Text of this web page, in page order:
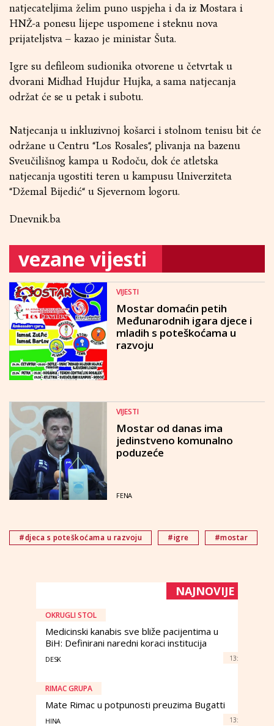
natjecateljima želim puno uspjeha i da iz Mostara i
HNŽ-a ponesu lijepe uspomene i steknu nova
prijateljstva – kazao je ministar Šuta.
Igre su defileom sudionika otvorene u četvrtak u
dvorani Midhad Hujdur Hujka, a sama natjecanja
održat će se u petak i subotu.
Natjecanja u inkluzivnoj košarci i stolnom tenisu bit će
održane u Centru “Los Rosales“, plivanja na bazenu
Sveučilišnog kampa u Rodoču, dok će atletska
natjecanja ugostiti teren u kampusu Univerziteta
“Džemal Bijedić“ u Sjevernom logoru.
Dnevnik.ba
vezane vijesti
VIJESTI
Mostar domaćin petih
Međunarodnih igara djece i
mladih s poteškoćama u
razvoju
VIJESTI
Mostar od danas ima
jedinstveno komunalno
poduzeće
FENA
#djeca s poteškoćama u razvoju #igre #mostar
NAJNOVIJE
OKRUGLI STOL
Medicinski kanabis sve bliže pacijentima u
BiH: Definirani naredni koraci institucija
DESK 13:
RIMAC GRUPA
Mate Rimac u potpunosti preuzima Bugatti
HINA 13: